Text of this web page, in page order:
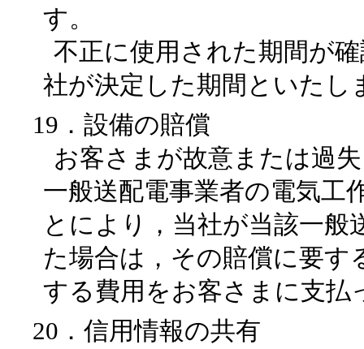
す。
不正に使用された期間が
社が決定した期間といたし
19．設備の賠償
お客さまが故意または過
一般送配電事業者の電気工
とにより，当社が当該一般
た場合は，その賠償に要す
する費用をお客さまに支払
20．信用情報の共有